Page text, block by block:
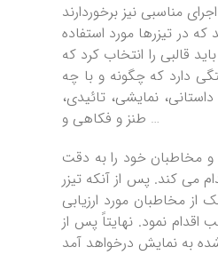
در تیزرها مورد استفاده
قالبی را انتخاب کرد که
دارد که چگونه و با چه
نمایشی، تائیدی،
طنز و فکاهی و …
مخاطبان خود را به دقت
می کند. پس از آنکه تیزر
از مخاطبان مورد ارزیابی
نمود. نهایتاً پس از